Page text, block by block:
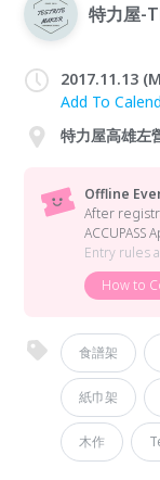
特力屋-
2017.11.13
Add To
特力屋高雄左
Offline
After
ACCUPASS
Entry rules
How to
食譜架
紙巾架
木作